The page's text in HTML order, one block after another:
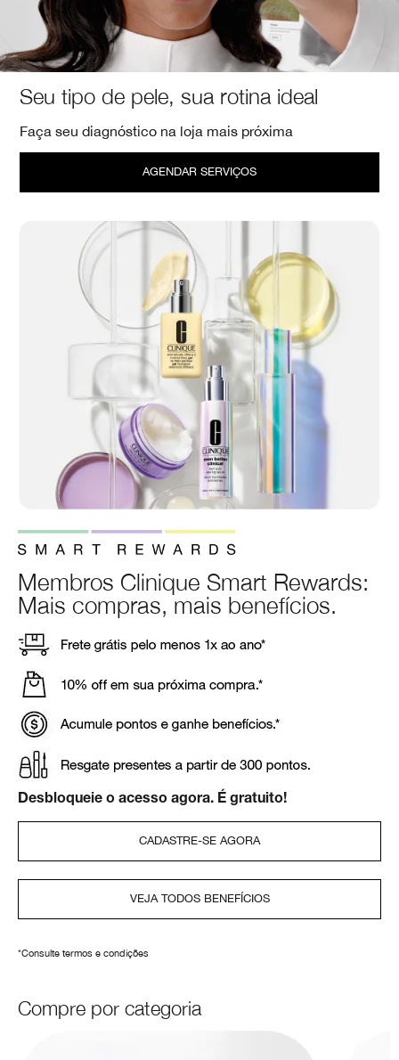
Seu tipo de pele, sua rotina ideal
Faça seu diagnóstico na loja mais próxima
AGENDAR SERVIÇOS
Membros Clinique Smart Rewards:
Mais compras, mais benefícios.
Desbloqueie o acesso agora. É gratuito!
CADASTRE-SE AGORA
VEJA TODOS BENEFÍCIOS
*Consulte termos e condições
Compre por categoria